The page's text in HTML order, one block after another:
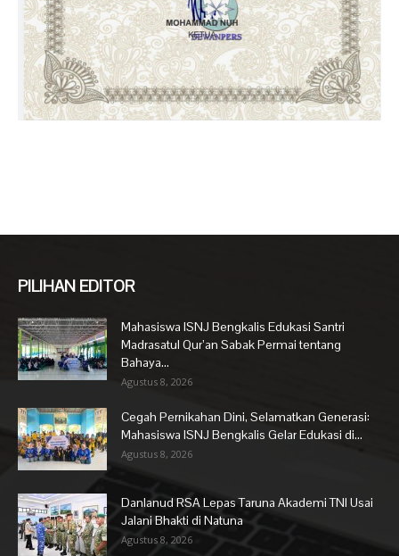
PILIHAN EDITOR
Mahasiswa ISNJ Bengkalis Edukasi Santri
Madrasatul Qur’an Sabak Permai tentang
Bahaya...
Agustus 8, 2026
Cegah Pernikahan Dini, Selamatkan Generasi:
Mahasiswa ISNJ Bengkalis Gelar Edukasi di...
Agustus 8, 2026
Danlanud RSA Lepas Taruna Akademi TNI Usai
Jalani Bhakti di Natuna
Agustus 8, 2026